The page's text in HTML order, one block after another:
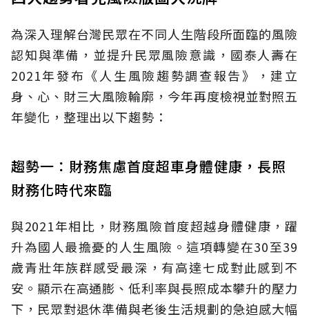
為深入理解台灣民眾在不同人生階段所面臨的風險
認知與準備，並提升民眾風險意識，國泰人壽在
2021年發布《人生風險趨勢調查報告》，建立
身、心、財三大風險輪廓，今年再度檢視並對照五
年變化，整理出以下趨勢：
趨勢一：財務焦慮首度超車身體健康，長照
財務化時代來臨
與2021年相比，財務風險首度超越身體健康，躍
升為國人最擔憂的人生風險。這項轉變在30至39
歲青壯年族群感受最深，有高達七成對此感到不
安。顯示在高通膨、低利率與長照成本攀升的壓力
下，民眾對退休準備與老後生活規劃的急迫感大幅